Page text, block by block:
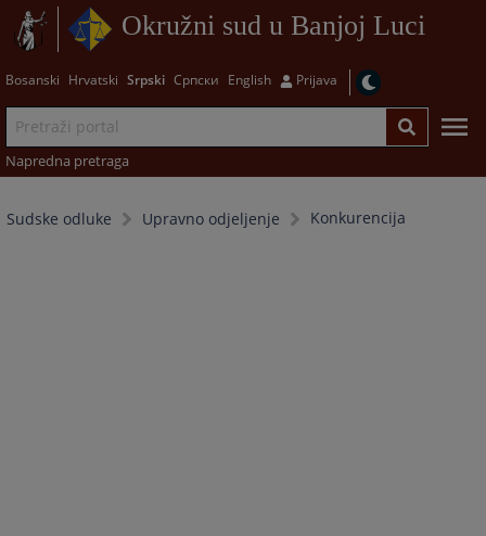
Okružni sud u Banjoj Luci
Bosanski Hrvatski Srpski Српски English Prijava
Napredna pretraga
Sudske odluke Upravno odjeljenje Konkurencija